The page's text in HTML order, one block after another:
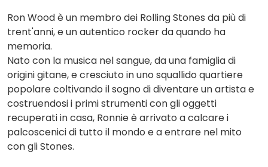
Ron Wood è un membro dei Rolling Stones da più di
trent'anni, e un autentico rocker da quando ha
memoria.
Nato con la musica nel sangue, da una famiglia di
origini gitane, e cresciuto in uno squallido quartiere
popolare coltivando il sogno di diventare un artista e
costruendosi i primi strumenti con gli oggetti
recuperati in casa, Ronnie è arrivato a calcare i
palcoscenici di tutto il mondo e a entrare nel mito
con gli Stones.